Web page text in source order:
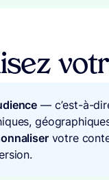
— c’est-à-
votre